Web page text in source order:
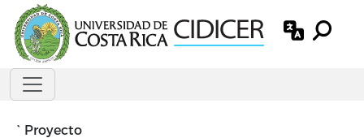
Pasar al contenido principal
` Proyecto